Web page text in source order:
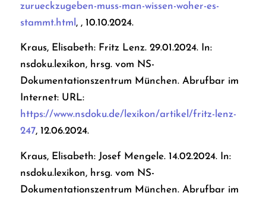
zurueckzugeben-muss-man-wissen-woher-es-
stammt.html , , 10.10.2024.
Kraus, Elisabeth: Fritz Lenz. 29.01.2024. In:
nsdoku.lexikon, hrsg. vom NS-
Dokumentationszentrum München. Abrufbar im
Internet: URL:
https://www.nsdoku.de/lexikon/artikel/fritz-lenz-
247, 12.06.2024.
Kraus, Elisabeth: Josef Mengele. 14.02.2024. In:
nsdoku.lexikon, hrsg. vom NS-
Dokumentationszentrum München. Abrufbar im